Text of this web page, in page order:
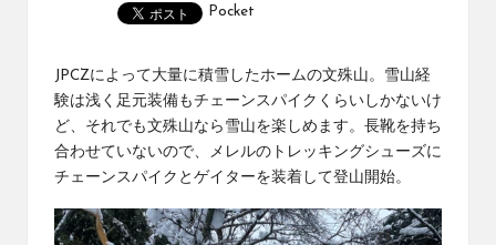
Pocket
JPCZによって大量に積雪したホームの文殊山。雪山経
験は浅く足元装備もチェーンスパイクくらいしかないけ
ど、それでも文殊山なら雪山を楽しめます。長靴を持ち
合わせていないので、メレルのトレッキングシューズに
チェーンスパイクとゲイターを装着して登山開始。